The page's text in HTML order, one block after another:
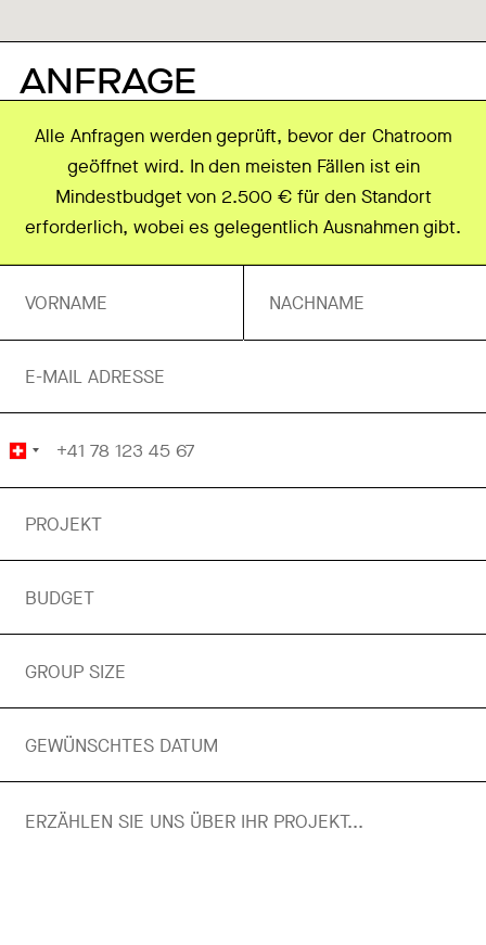
ANFRAGE
Alle Anfragen werden geprüft, bevor der Chatroom
geöffnet wird. In den meisten Fällen ist ein
Mindestbudget von 2.500 € für den Standort
erforderlich, wobei es gelegentlich Ausnahmen gibt.